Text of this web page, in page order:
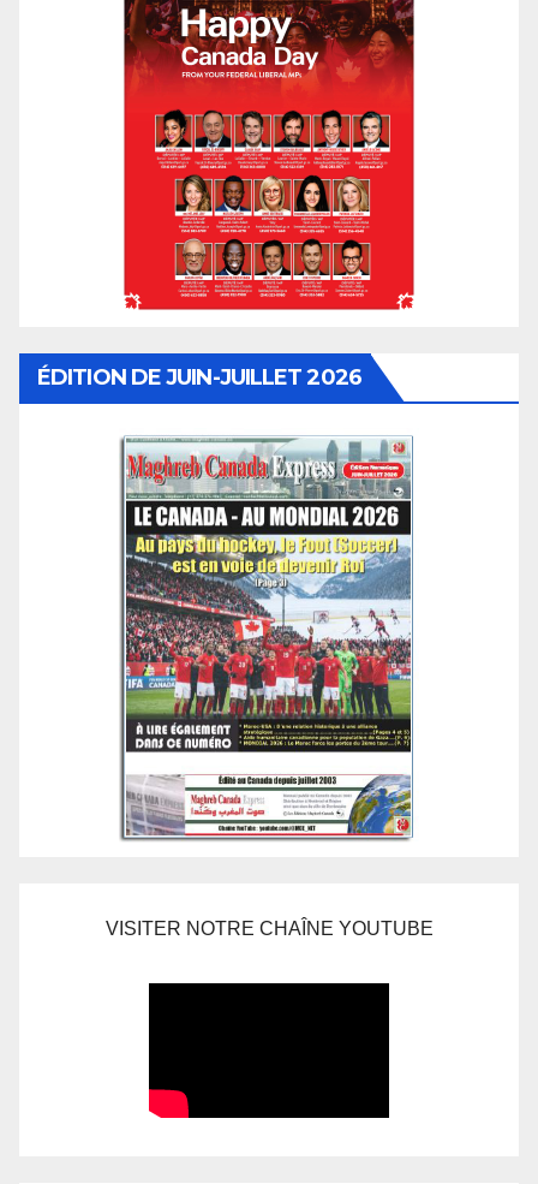
ÉDITION DE JUIN-JUILLET 2026
VISITER NOTRE CHAÎNE YOUTUBE